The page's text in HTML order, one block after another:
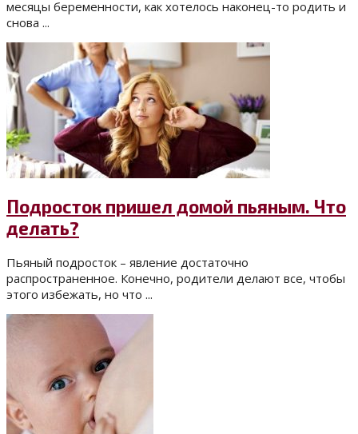
месяцы беременности, как хотелось наконец-то родить и
снова ...
Подросток пришел домой пьяным. Что
делать?
Пьяный подросток – явление достаточно
распространенное. Конечно, родители делают все, чтобы
этого избежать, но что ...